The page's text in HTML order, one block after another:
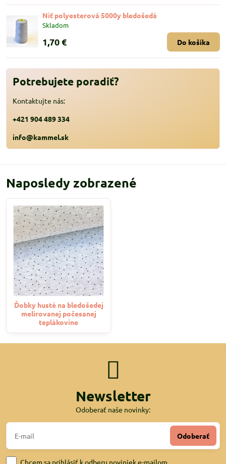
Niť polyesterová 5000y bledošedá
Skladom
1,70 € Do košíka
Potrebujete poradiť?
Kontaktujte nás:
+421 904 489 334
info@kammel.sk
Naposledy zobrazené
Ďobky husté na bledošedej
melírovanej počesanej
teplákovine
Newsletter
Odoberať naše novinky:
Odoberať
Chcem sa prihlásiť k odberu noviniek e-mailom